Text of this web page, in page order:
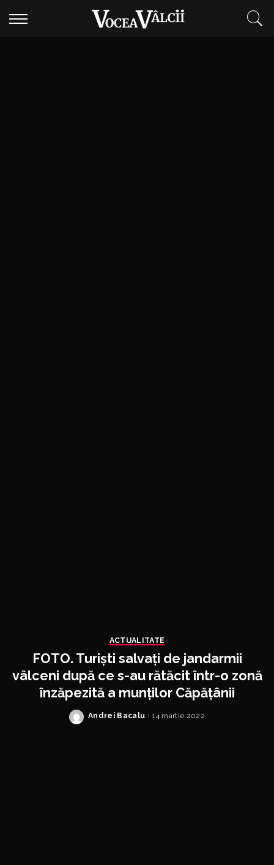
ACTUALITATE
FOTO. Turiști salvați de jandarmii
vâlceni după ce s-au rătăcit într-o zonă
înzăpezită a munților Căpățânii
Posted
Andrei Bacalu 14 martie 2022